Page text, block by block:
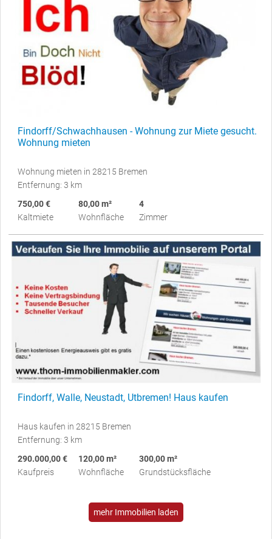
Findorff/Schwachhausen - Wohnung zur Miete gesucht.
Wohnung mieten
Wohnung mieten in 28215 Bremen
Entfernung: 3 km
750,00 €
Kaltmiete
80,00 m²
Wohnfläche
4
Zimmer
Findorff, Walle, Neustadt, Utbremen! Haus kaufen
Haus kaufen in 28215 Bremen
Entfernung: 3 km
290.000,00 €
Kaufpreis
120,00 m²
Wohnfläche
300,00 m²
Grundstücksfläche
mehr Immobilien laden